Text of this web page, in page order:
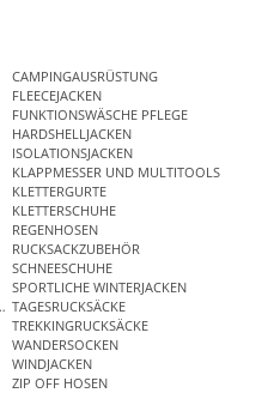
CAMPINGAUSRÜSTUNG
FLEECEJACKEN
FUNKTIONSWÄSCHE PFLEGE
HARDSHELLJACKEN
ISOLATIONSJACKEN
KLAPPMESSER UND MULTITOOLS
KLETTERGURTE
KLETTERSCHUHE
REGENHOSEN
RUCKSACKZUBEHÖR
SCHNEESCHUHE
SPORTLICHE WINTERJACKEN
TAGESRUCKSÄCKE
TREKKINGRUCKSÄCKE
WANDERSOCKEN
WINDJACKEN
ZIP OFF HOSEN